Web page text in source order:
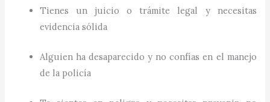
Tienes un juicio o trámite legal y necesitas
evidencia sólida
Alguien ha desaparecido y no confías en el manejo
de la policía